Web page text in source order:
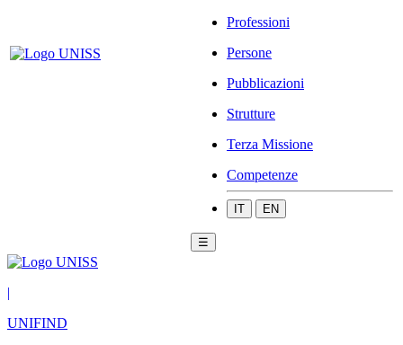
Professioni
Persone
Pubblicazioni
Strutture
Terza Missione
Competenze
IT EN
☰
|
UNIFIND